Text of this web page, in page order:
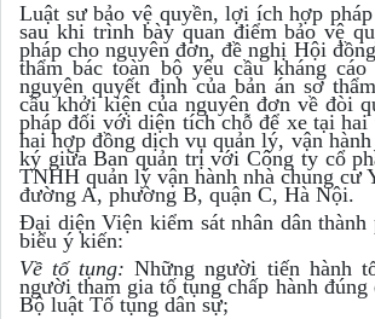
Luật sư bảo vệ quyền, lợi ích hợp
sau khi trình bày quan điểm bảo vệ
pháp cho nguyên đơn, đề nghị Hội
thẩm bác toàn bộ yêu cầu kháng
nguyên quyết định của bản án sơ
cầu khởi kiện của nguyên đơn về đòi
pháp đối với diện tích chỗ để xe tại hai
hai hợp đồng dịch vụ quản lý, vận
ký giữa Ban quản trị với Công ty cổ
TNHH quản lý vận hành nhà chung cư
đường A, phường B, quận C, Hà Nội.
Đại diện Viện kiểm sát nhân dân
biểu ý kiến:
Về tố tụng: Những người tiến hành
người tham gia tố tụng chấp hành đúng
Bộ luật Tố tụng dân sự;